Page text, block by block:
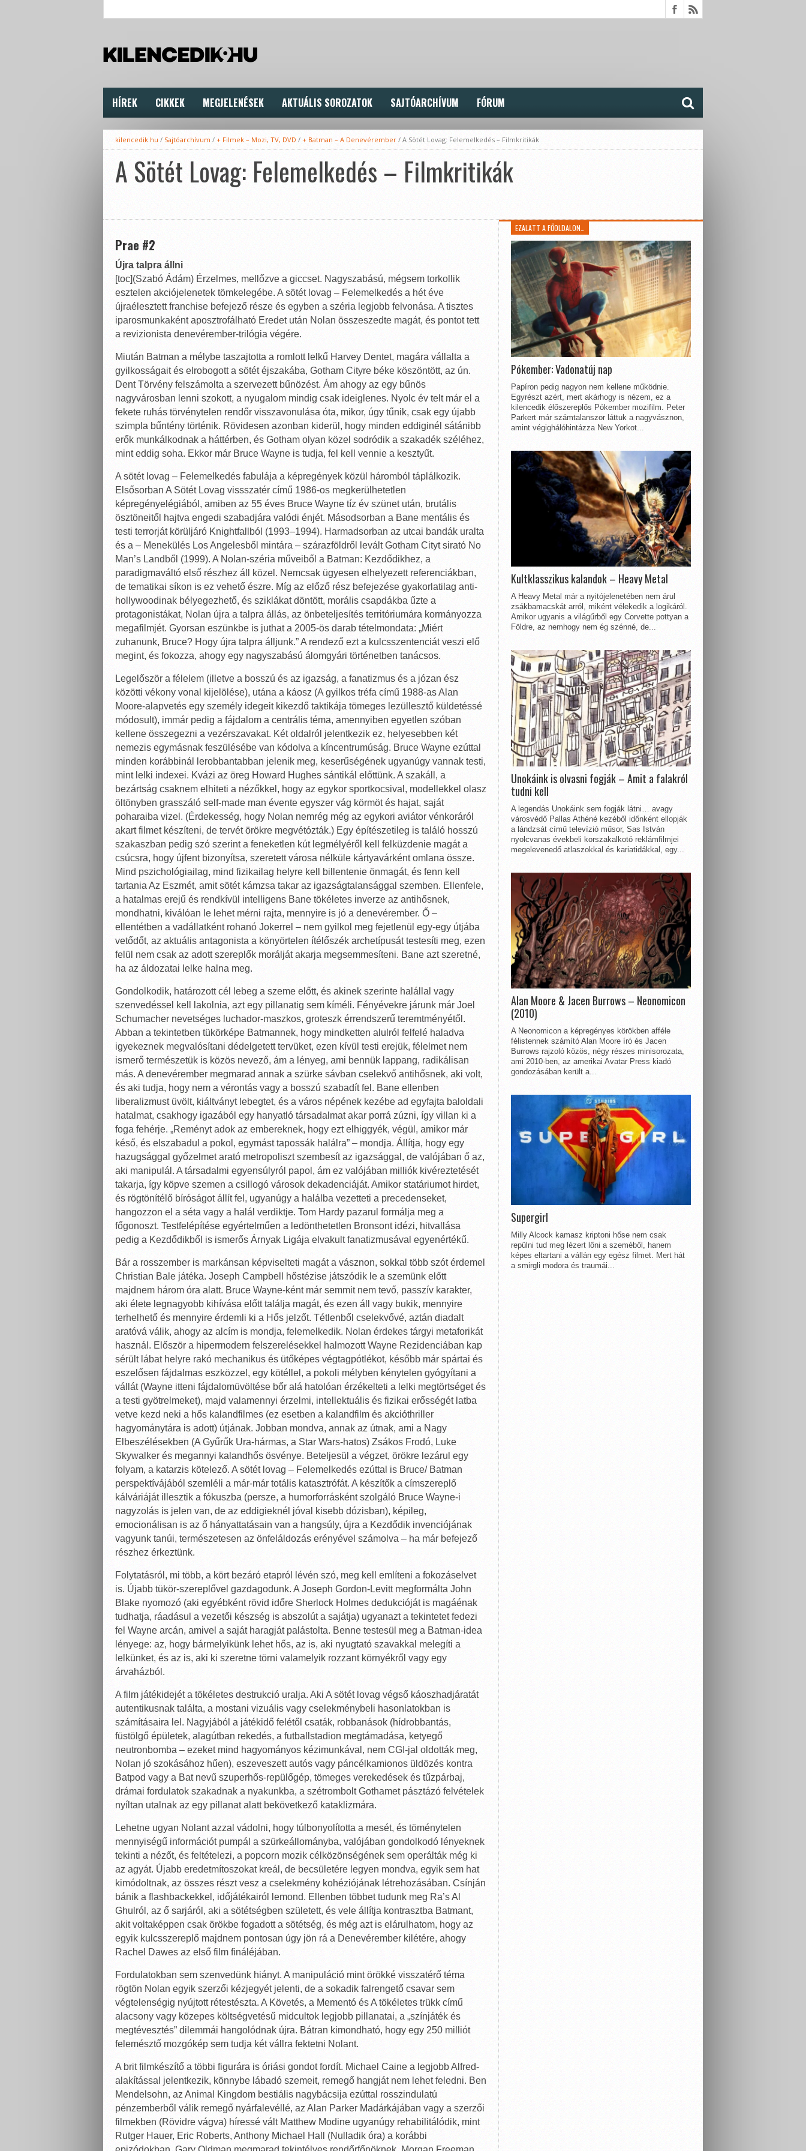
HÍREK CIKKEK MEGJELENÉSEK AKTUÁLIS SOROZATOK SAJTÓARCHÍVUM FÓRUM
kilencedik.hu / Sajtóarchívum / + Filmek – Mozi, TV, DVD / + Batman – A Denevérember / A Sötét Lovag: Felemelkedés – Filmkritikák
A Sötét Lovag: Felemelkedés – Filmkritikák
Prae #2
Újra talpra állni
[toc](Szabó Ádám) Érzelmes, mellőzve a giccset. Nagyszabású, mégsem torkollik
esztelen akciójelenetek tömkelegébe. A sötét lovag – Felemelkedés a hét éve
újraélesztett franchise befejező része és egyben a széria legjobb felvonása. A tisztes
iparosmunkaként aposztrofálható Eredet után Nolan összeszedte magát, és pontot tett
a revizionista denevérember-trilógia végére.
Miután Batman a mélybe taszajtotta a romlott lelkű Harvey Dentet, magára vállalta a
gyilkosságait és elrobogott a sötét éjszakába, Gotham Cityre béke köszöntött, az ún.
Dent Törvény felszámolta a szervezett bűnözést. Ám ahogy az egy bűnös
nagyvárosban lenni szokott, a nyugalom mindig csak ideiglenes. Nyolc év telt már el a
fekete ruhás törvénytelen rendőr visszavonulása óta, mikor, úgy tűnik, csak egy újabb
szimpla bűntény történik. Rövidesen azonban kiderül, hogy minden eddiginél sátánibb
erők munkálkodnak a háttérben, és Gotham olyan közel sodródik a szakadék széléhez,
mint eddig soha. Ekkor már Bruce Wayne is tudja, fel kell vennie a kesztyűt.
A sötét lovag – Felemelkedés fabulája a képregények közül háromból táplálkozik.
Elsősorban A Sötét Lovag vissszatér című 1986-os megkerülhetetlen
képregényelégiából, amiben az 55 éves Bruce Wayne tíz év szünet után, brutális
ösztöneitől hajtva engedi szabadjára valódi énjét. Másodsorban a Bane mentális és
testi terrorját körüljáró Knightfallból (1993–1994). Harmadsorban az utcai bandák uralta
és a – Menekülés Los Angelesből mintára – szárazföldről levált Gotham Cityt sirató No
Man’s Landből (1999). A Nolan-széria műveiből a Batman: Kezdődikhez, a
paradigmaváltó első részhez áll közel. Nemcsak ügyesen elhelyezett referenciákban,
de tematikai síkon is ez vehető észre. Míg az előző rész befejezése gyakorlatilag anti-
hollywoodinak bélyegezhető, és sziklákat döntött, morális csapdákba űzte a
protagonistákat, Nolan újra a talpra állás, az önbeteljesítés territóriumára kormányozza
megafilmjét. Gyorsan eszünkbe is juthat a 2005-ös darab tételmondata: „Miért
zuhanunk, Bruce? Hogy újra talpra álljunk.” A rendező ezt a kulcsszentenciát veszi elő
megint, és fokozza, ahogy egy nagyszabású álomgyári történetben tanácsos.
Legelőször a félelem (illetve a bosszú és az igazság, a fanatizmus és a józan ész
közötti vékony vonal kijelölése), utána a káosz (A gyilkos tréfa című 1988-as Alan
Moore-alapvetés egy személy idegeit kikezdő taktikája tömeges lezüllesztő küldetéssé
módosult), immár pedig a fájdalom a centrális téma, amennyiben egyetlen szóban
kellene összegezni a vezérszavakat. Két oldalról jelentkezik ez, helyesebben két
nemezis egymásnak feszülésébe van kódolva a kíncentrumúság. Bruce Wayne ezúttal
minden korábbinál lerobbantabban jelenik meg, keserűségének ugyanúgy vannak testi,
mint lelki indexei. Kvázi az öreg Howard Hughes sántikál előttünk. A szakáll, a
bezártság csaknem elhiteti a nézőkkel, hogy az egykor sportkocsival, modellekkel olasz
öltönyben grasszáló self-made man évente egyszer vág körmöt és hajat, saját
poharaiba vizel. (Érdekesség, hogy Nolan nemrég még az egykori aviátor vénkoráról
akart filmet készíteni, de tervét örökre megvétózták.) Egy építészetileg is találó hosszú
szakaszban pedig szó szerint a feneketlen kút legmélyéről kell felküzdenie magát a
csúcsra, hogy újfent bizonyítsa, szeretett városa nélküle kártyavárként omlana össze.
Mind pszichológiailag, mind fizikailag helyre kell billentenie önmagát, és fenn kell
tartania Az Eszmét, amit sötét kámzsa takar az igazságtalansággal szemben. Ellenfele,
a hatalmas erejű és rendkívül intelligens Bane tökéletes inverze az antihősnek,
mondhatni, kiválóan le lehet mérni rajta, mennyire is jó a denevérember. Ő –
ellentétben a vadállatként rohanó Jokerrel – nem gyilkol meg fejetlenül egy-egy útjába
vetődőt, az aktuális antagonista a könyörtelen ítélőszék archetípusát testesíti meg, ezen
felül nem csak az adott szereplők morálját akarja megsemmesíteni. Bane azt szeretné,
ha az áldozatai lelke halna meg.
Gondolkodik, határozott cél lebeg a szeme előtt, és akinek szerinte halállal vagy
szenvedéssel kell lakolnia, azt egy pillanatig sem kíméli. Fényévekre járunk már Joel
Schumacher nevetséges luchador-maszkos, groteszk érrendszerű teremtményétől.
Abban a tekintetben tükörképe Batmannek, hogy mindketten alulról felfelé haladva
igyekeznek megvalósítani dédelgetett tervüket, ezen kívül testi erejük, félelmet nem
ismerő természetük is közös nevező, ám a lényeg, ami bennük lappang, radikálisan
más. A denevérember megmarad annak a szürke sávban cselekvő antihősnek, aki volt,
és aki tudja, hogy nem a vérontás vagy a bosszú szabadít fel. Bane ellenben
liberalizmust üvölt, kiáltványt lebegtet, és a város népének kezébe ad egyfajta baloldali
hatalmat, csakhogy igazából egy hanyatló társadalmat akar porrá zúzni, így villan ki a
foga fehérje. „Reményt adok az embereknek, hogy ezt elhiggyék, végül, amikor már
késő, és elszabadul a pokol, egymást tapossák halálra” – mondja. Állítja, hogy egy
hazugsággal győzelmet arató metropoliszt szembesít az igazsággal, de valójában ő az,
aki manipulál. A társadalmi egyensúlyról papol, ám ez valójában milliók kivéreztetését
takarja, így köpve szemen a csillogó városok dekadenciáját. Amikor statáriumot hirdet,
és rögtönítélő bíróságot állít fel, ugyanúgy a halálba vezetteti a precedenseket,
hangozzon el a séta vagy a halál verdiktje. Tom Hardy pazarul formálja meg a
főgonoszt. Testfelépítése egyértelműen a ledönthetetlen Bronsont idézi, hitvallása
pedig a Kezdődikből is ismerős Árnyak Ligája elvakult fanatizmusával egyenértékű.
Bár a rosszember is markánsan képviselteti magát a vásznon, sokkal több szót érdemel
Christian Bale játéka. Joseph Campbell hőstézise játszódik le a szemünk előtt
majdnem három óra alatt. Bruce Wayne-ként már semmit nem tevő, passzív karakter,
aki élete legnagyobb kihívása előtt találja magát, és ezen áll vagy bukik, mennyire
terhelhető és mennyire érdemli ki a Hős jelzőt. Tétlenből cselekvővé, aztán diadalt
aratóvá válik, ahogy az alcím is mondja, felemelkedik. Nolan érdekes tárgyi metaforikát
használ. Először a hipermodern felszerelésekkel halmozott Wayne Rezidenciában kap
sérült lábat helyre rakó mechanikus és ütőképes végtagpótlékot, később már spártai és
eszelősen fájdalmas eszközzel, egy kötéllel, a pokoli mélyben kénytelen gyógyítani a
vállát (Wayne itteni fájdalomüvöltése bőr alá hatolóan érzékelteti a lelki megtörtséget és
a testi gyötrelmeket), majd valamennyi érzelmi, intellektuális és fizikai erősségét latba
vetve kezd neki a hős kalandfilmes (ez esetben a kalandfilm és akcióthriller
hagyománytára is adott) útjának. Jobban mondva, annak az útnak, ami a Nagy
Elbeszélésekben (A Gyűrűk Ura-hármas, a Star Wars-hatos) Zsákos Frodó, Luke
Skywalker és megannyi kalandhős ösvénye. Beteljesül a végzet, örökre lezárul egy
folyam, a katarzis kötelező. A sötét lovag – Felemelkedés ezúttal is Bruce/ Batman
perspektívájából szemléli a már-már totális katasztrófát. A készítők a címszereplő
kálváriáját illesztik a fókuszba (persze, a humorforrásként szolgáló Bruce Wayne-i
nagyzolás is jelen van, de az eddigieknél jóval kisebb dózisban), képileg,
emocionálisan is az ő hányattatásain van a hangsúly, újra a Kezdődik invenciójának
vagyunk tanúi, természetesen az önfeláldozás erényével számolva – ha már befejező
részhez érkeztünk.
Folytatásról, mi több, a kört bezáró etapról lévén szó, meg kell említeni a fokozáselvet
is. Újabb tükör-szereplővel gazdagodunk. A Joseph Gordon-Levitt megformálta John
Blake nyomozó (aki egyébként rövid időre Sherlock Holmes dedukcióját is magáénak
tudhatja, ráadásul a vezetői készség is abszolút a sajátja) ugyanazt a tekintetet fedezi
fel Wayne arcán, amivel a saját haragját palástolta. Benne testesül meg a Batman-idea
lényege: az, hogy bármelyikünk lehet hős, az is, aki nyugtató szavakkal melegíti a
lelkünket, és az is, aki ki szeretne törni valamelyik rozzant környékről vagy egy
árvaházból.
A film játékidejét a tökéletes destrukció uralja. Aki A sötét lovag végső káoszhadjáratát
autentikusnak találta, a mostani vizuális vagy cselekménybeli hasonlatokban is
számításaira lel. Nagyjából a játékidő felétől csaták, robbanások (hídrobbantás,
füstölgő épületek, alagútban rekedés, a futballstadion megtámadása, ketyegő
neutronbomba – ezeket mind hagyományos kézimunkával, nem CGI-jal oldották meg,
Nolan jó szokásához hűen), eszeveszett autós vagy páncélkamionos üldözés kontra
Batpod vagy a Bat nevű szuperhős-repülőgép, tömeges verekedések és tűzpárbaj,
drámai fordulatok szakadnak a nyakunkba, a szétrombolt Gothamet pásztázó felvételek
nyíltan utalnak az egy pillanat alatt bekövetkező kataklizmára.
Lehetne ugyan Nolant azzal vádolni, hogy túlbonyolította a mesét, és töménytelen
mennyiségű információt pumpál a szürkeállományba, valójában gondolkodó lényeknek
tekinti a nézőt, és feltételezi, a popcorn mozik célközönségének sem operálták még ki
az agyát. Újabb eredetmítoszokat kreál, de becsületére legyen mondva, egyik sem hat
kimódoltnak, az összes részt vesz a cselekmény kohéziójának létrehozásában. Csínján
bánik a flashbackekkel, időjátékairól lemond. Ellenben többet tudunk meg Ra’s Al
Ghulról, az ő sarjáról, aki a sötétségben született, és vele állítja kontrasztba Batmant,
akit voltaképpen csak örökbe fogadott a sötétség, és még azt is elárulhatom, hogy az
egyik kulcsszereplő majdnem pontosan úgy jön rá a Denevérember kilétére, ahogy
Rachel Dawes az első film fináléjában.
Fordulatokban sem szenvedünk hiányt. A manipuláció mint örökké visszatérő téma
rögtön Nolan egyik szerzői kézjegyét jelenti, de a sokadik falrengető csavar sem
végtelenségig nyújtott rétestészta. A Követés, a Mementó és A tökéletes trükk című
alacsony vagy közepes költségvetésű midcultok legjobb pillanatai, a „színjáték és
megtévesztés” dilemmái hangolódnak újra. Bátran kimondható, hogy egy 250 milliót
felemésztő mozgókép sem tudja két vállra fektetni Nolant.
A brit filmkészítő a többi figurára is óriási gondot fordít. Michael Caine a legjobb Alfred-
alakítással jelentkezik, könnybe lábadó szemeit, remegő hangját nem lehet feledni. Ben
Mendelsohn, az Animal Kingdom bestiális nagybácsija ezúttal rosszindulatú
pénzemberből válik remegő nyárfalevéllé, az Alan Parker Madárkájában vagy a szerzői
filmekben (Rövidre vágva) híressé vált Matthew Modine ugyanúgy rehabilitálódik, mint
Rutger Hauer, Eric Roberts, Anthony Michael Hall (Nulladik óra) a korábbi
EZALATT A FŐOLDALON…
Pókember: Vadonatúj nap
Papíron pedig nagyon nem kellene működnie.
Egyrészt azért, mert akárhogy is nézem, ez a
kilencedik élőszereplős Pókember mozifilm. Peter
Parkert már számtalanszor láttuk a nagyvásznon,
amint végighálóhintázza New Yorkot...
Kultklasszikus kalandok – Heavy Metal
A Heavy Metal már a nyitójelenetében nem árul
zsákbamacskát arról, miként vélekedik a logikáról.
Amikor ugyanis a világűrből egy Corvette pottyan a
Földre, az nemhogy nem ég szénné, de...
Unokáink is olvasni fogják – Amit a falakról
tudni kell
A legendás Unokáink sem fogják látni… avagy
városvédő Pallas Athéné kezéből időnként ellopják
a lándzsát című televízió műsor, Sas István
nyolcvanas évekbeli korszakalkotó reklámfilmjei
megelevenedő atlaszokkal és kariatidákkal, egy...
Alan Moore & Jacen Burrows – Neonomicon
(2010)
A Neonomicon a képregényes körökben afféle
félistennek számító Alan Moore író és Jacen
Burrows rajzoló közös, négy részes minisorozata,
ami 2010-ben, az amerikai Avatar Press kiadó
gondozásában került a...
Supergirl
Milly Alcock kamasz kriptoni hőse nem csak
repülni tud meg lézert lőni a szeméből, hanem
képes eltartani a vállán egy egész filmet. Mert hát
a smirgli modora és traumái...